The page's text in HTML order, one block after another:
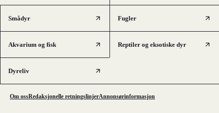
Smådyr Fugler
Akvarium og fisk Reptiler og eksotiske dyr
Dyreliv
Om ossRedaksjonelle retningslinjerAnnonsørinformasjon